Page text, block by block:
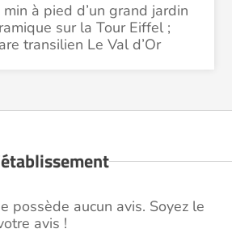
à pied d’un grand jardin
sur la Tour Eiffel ;
transilien Le Val d’Or
possède aucun avis. Soyez le
avis !